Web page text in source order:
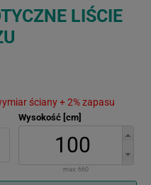
LIŚCIE
ściany + 2% zapasu
Wysokość [cm]
max: 660